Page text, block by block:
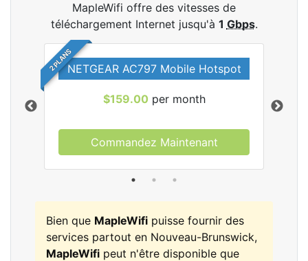
MapleWifi offre des vitesses de
téléchargement Internet jusqu'à 1 Gbps.
2 PLANSNETGEAR AC797 Mobile Hotspot
$159.00 per month
Commandez Maintenant
Bien que MapleWifi puisse fournir des
services partout en Nouveau-Brunswick,
MapleWifi peut n'être disponible que